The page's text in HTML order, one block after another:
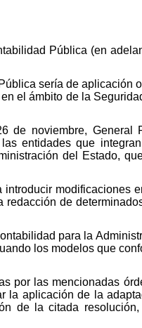
Pública (en
sería de aplicación
el ámbito de la
de noviembre, General
entidades que
del Estado,
modificaciones
de
para la
los modelos que
por las mencionadas
la aplicación de la
de la citada